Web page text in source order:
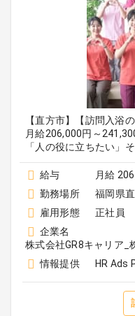
【直方市】【訪問入浴
月給206,000円～
「人の役に立ちたい」
給与
月給
勤務場所
福岡県
雇用形態
正社員
企業名
株式会社GR8キャリア_
情報提供
HR Ads